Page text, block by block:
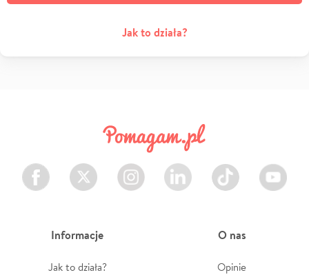
Jak to działa?
Facebook Twitter Instagram LinkedIn TikTok Youtube
Informacje
Jak to działa?
O nas
Opinie